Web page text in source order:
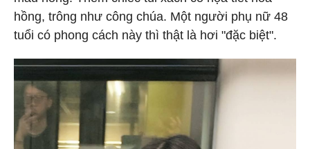
hồng, trông như công chúa. Một người phụ nữ 48
tuổi có phong cách này thì thật là hơi "đặc biệt".